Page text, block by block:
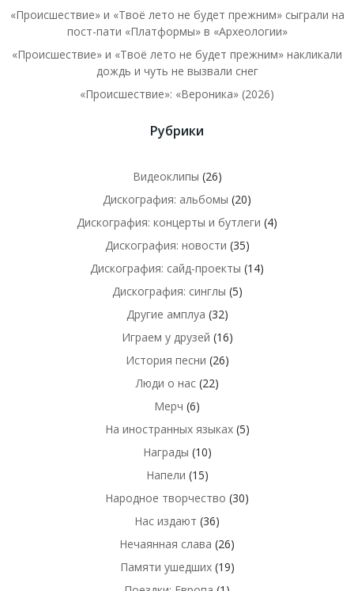
«Происшествие» и «Твоё лето не будет прежним» сыграли на
пост-пати «Платформы» в «Археологии»
«Происшествие» и «Твоё лето не будет прежним» накликали
дождь и чуть не вызвали снег
«Происшествие»: «Вероника» (2026)
Рубрики
Видеоклипы (26)
Дискография: альбомы (20)
Дискография: концерты и бутлеги (4)
Дискография: новости (35)
Дискография: сайд-проекты (14)
Дискография: синглы (5)
Другие амплуа (32)
Играем у друзей (16)
История песни (26)
Люди о нас(22)
Мерч (6)
На иностранных языках(5)
Награды (10)
Напели (15)
Народное творчество (30)
Нас издают (36)
Нечаянная слава (26)
Памяти ушедших(19)